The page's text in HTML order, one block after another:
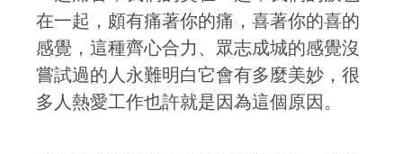
在一起，頗有痛著你的痛，喜著你的喜的
感覺，這種齊心合力、眾志成城的感覺沒
嘗試過的人永難明白它會有多麼美妙，很
多人熱愛工作也許就是因為這個原因。